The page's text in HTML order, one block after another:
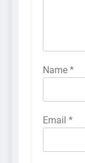
Name *
Email *